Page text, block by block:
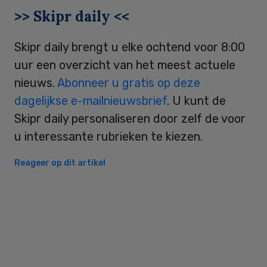
>> Skipr daily <<
Skipr daily brengt u elke ochtend voor 8:00
uur een overzicht van het meest actuele
nieuws. Abonneer u gratis op deze
dagelijkse e-mailnieuwsbrief. U kunt de
Skipr daily personaliseren door zelf de voor
u interessante rubrieken te kiezen.
Reageer op dit artikel